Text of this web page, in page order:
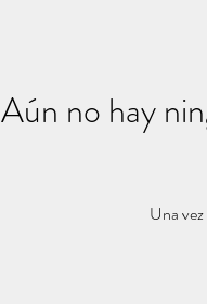
Aún no hay
Una